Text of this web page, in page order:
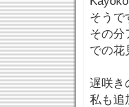
そうで
その
での花
遅咲き
私も追